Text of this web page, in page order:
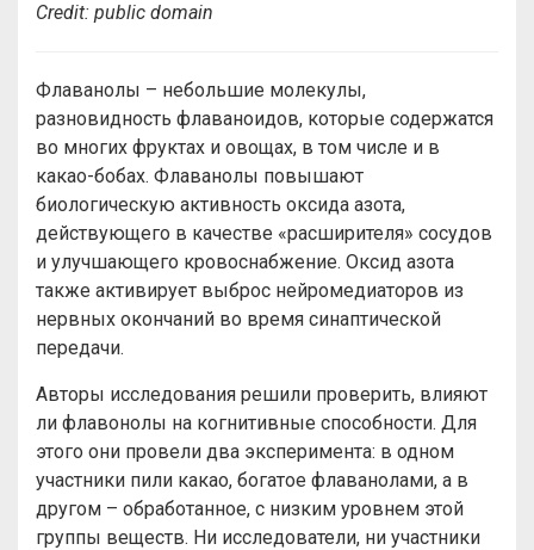
Credit: public domain
Флаванолы – небольшие молекулы,
разновидность флаваноидов, которые содержатся
во многих фруктах и ​​овощах, в том числе и в
какао-бобах. Флаванолы повышают
биологическую активность оксида азота,
действующего в качестве «расширителя» сосудов
и улучшающего кровоснабжение. Оксид азота
также активирует выброс нейромедиаторов из
нервных окончаний во время синаптической
передачи.
Авторы исследования решили проверить, влияют
ли флавонолы на когнитивные способности. Для
этого они провели два эксперимента: в одном
участники пили какао, богатое флаванолами, а в
другом – обработанное, с низким уровнем этой
группы веществ. Ни исследователи, ни участники